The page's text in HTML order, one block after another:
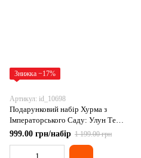
Знижка −17%
Артикул: id_10698
Подарунковий набір Хурма з
Імператорського Саду: Улун Те
Гуань Інь Нефритовий та улун
Залізна Богиня Милосердя 100г,
999.00 грн/набір 1 199.00 грн